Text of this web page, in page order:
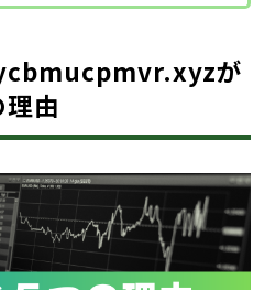
が
由